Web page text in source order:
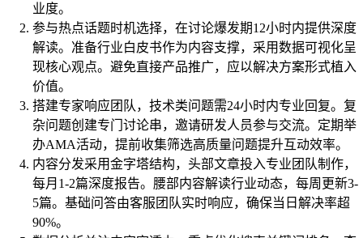
业度。
参与热点话题时机选择，在讨论爆发期12小时内提供深度
解读。准备行业白皮书作为内容支撑，采用数据可视化呈
现核心观点。避免直接产品推广，应以解决方案形式植入
价值。
搭建专家响应团队，技术类问题需24小时内专业回复。复
杂问题创建专门讨论串，邀请研发人员参与交流。定期举
办AMA活动，提前收集筛选高质量问题提升互动效率。
内容分发采用金字塔结构，头部文章投入专业团队制作，
每月1-2篇深度报告。腰部内容解读行业动态，每周更新3-
5篇。基础问答由客服团队实时响应，确保当日解决率超
90%。